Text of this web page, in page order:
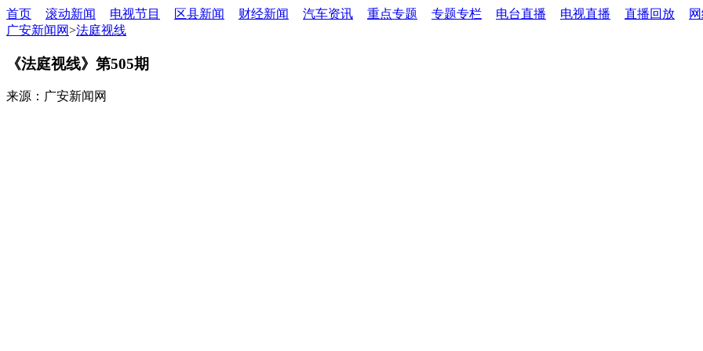
首页 滚动新闻 电视节目 区县新闻 财经新闻 汽车资讯 重点专题 专题专栏 电台直播 电视直播 直播回放
广安新闻网>法庭视线
《法庭视线》第505期
来源：广安新闻网